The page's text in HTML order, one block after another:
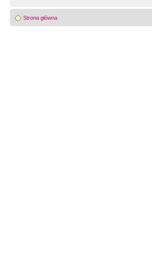
Strona główna